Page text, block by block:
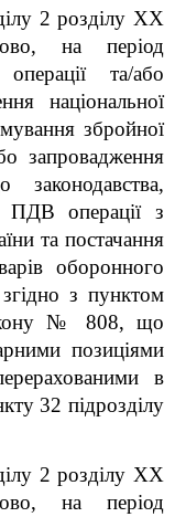
2 розділу XX
на період
та/або
національної
збройної
запровадження
ПДВ операції з
та постачання
оборонного
з пунктом
№ 808, що
позиціями
в
32 підрозділу
2 розділу XX
на період